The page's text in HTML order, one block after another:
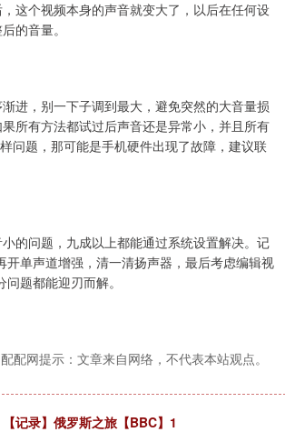
这个视频本身的声音就变大了，以后在任何设
的音量。
进，别一下子调到最大，避免突然的大音量损
所有方法都试过后声音还是异常小，并且所有
问题，那可能是手机硬件出现了故障，建议联
的问题，九成以上都能通过系统设置解决。记
开单声道增强，清一清扬声器，最后考虑编辑视
题都能迎刃而解。
配配网提示：文章来自网络，不代表本站观点。
记录】俄罗斯之旅【BBC】1